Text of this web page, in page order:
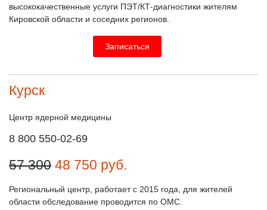
высококачественные услуги ПЭТ/КТ-диагностики жителям
Кировской области и соседних регионов.
Записаться
Курск
Центр ядерной медицины
8 800 550-02-69
57 300 48 750 руб.
Региональный центр, работает с 2015 года, для жителей
области обследование проводится по ОМС.